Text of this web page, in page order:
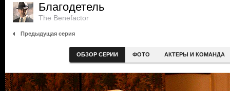
Благодетель
The Benefactor
Предыдущая серия
ОБЗОР СЕРИИ ФОТО АКТЕРЫ И КОМАНДА